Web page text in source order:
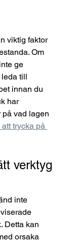
viktig faktor
Om
ge
till
innan du
har
på vad lagen
trycka på
verktyg
inte
Detta kan
orsaka